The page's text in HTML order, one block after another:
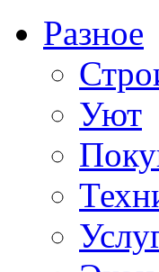
Разное
Уют